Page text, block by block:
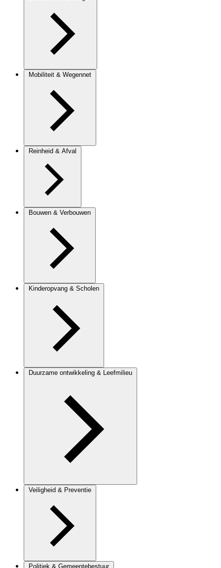
Mobiliteit & Wegennet
Reinheid & Afval
Bouwen & Verbouwen
Kinderopvang & Scholen
Duurzame ontwikkeling & Leefmilieu
Veiligheid & Preventie
Politiek & Gemeentebestuur